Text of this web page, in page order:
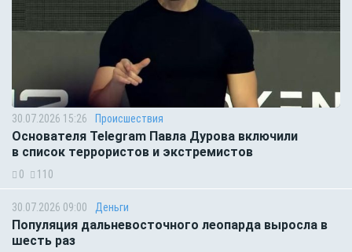
30.07.2026 15:26 Происшествия
Основателя Telegram Павла Дурова включили
в список террористов и экстремистов
0 110
30.07.2026 09:00 Деньги
Популяция дальневосточного леопарда выросла в
шесть раз